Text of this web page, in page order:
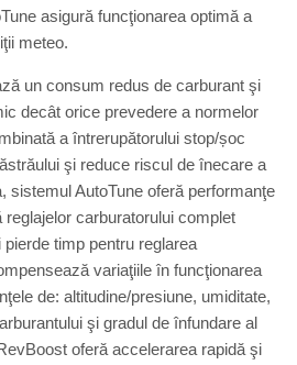
asigură funcţionarea optimă a
meteo.
un consum redus de carburant şi
decât orice prevedere a normelor
a întrerupătorului stop/șoc
şi reduce riscul de înecare a
sistemul AutoTune oferă performanţe
carburatorului complet
timp pentru reglarea
variaţiile în funcţionarea
de: altitudine/presiune, umiditate,
şi gradul de înfundare al
oferă accelerarea rapidă şi